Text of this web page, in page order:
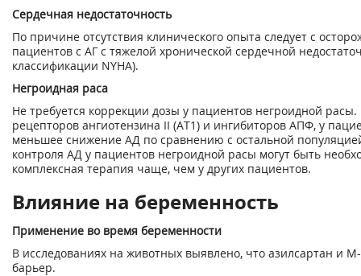
Сердечная недостаточность
По причине отсутствия клинического опыта следует с
пациентов с АГ с тяжелой хронической сердечной
классификации NYHA).
Негроидная раса
Не требуется коррекции дозы у пациентов негроидной расы.
рецепторов ангиотензина II (AT1) и ингибиторов АПФ, у
меньшее снижение АД по сравнению с остальной
контроля АД у пациентов негроидной расы могут быть
комплексная терапия чаще, чем у других пациентов.
Влияние на беременность
Применение во время беременности
В исследованиях на животных выявлено, что азилсартан и
барьер.